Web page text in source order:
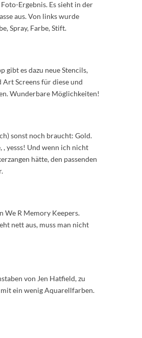
Ergebnis. Es sieht in der
aus. Von links wurde
Spray, Farbe, Stift.
gibt es dazu neue Stencils,
Art Screens für diese und
Wunderbare Möglichkeiten!
sonst noch braucht: Gold.
, yesss! Und wenn ich nicht
hätte, den passenden
We R Memory Keepers.
nett aus, muss man nicht
von Jen Hatfield, zu
ein wenig Aquarellfarben.